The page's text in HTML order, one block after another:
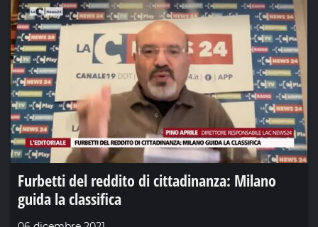
Furbetti del reddito di cittadinanza: Milano
guida la classifica